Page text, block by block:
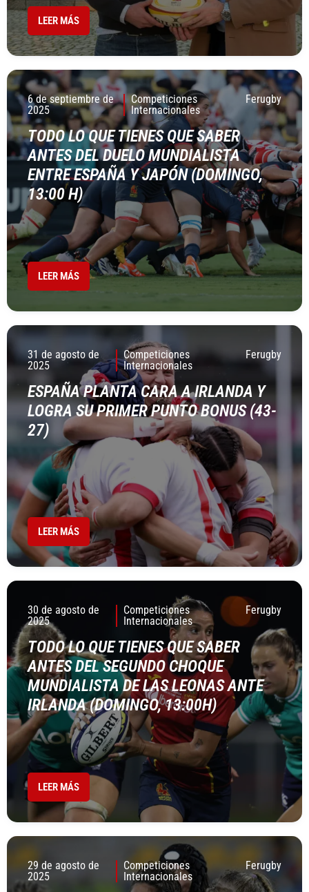
LEER MÁS
6 de septiembre de
2025
Competiciones
Internacionales
Ferugby
TODO LO QUE TIENES QUE SABER
ANTES DEL DUELO MUNDIALISTA
ENTRE ESPAÑA Y JAPÓN (DOMINGO,
13:00 H)
LEER MÁS
31 de agosto de
2025
Competiciones
Internacionales
Ferugby
ESPAÑA PLANTA CARA A IRLANDA Y
LOGRA SU PRIMER PUNTO BONUS (43-
27)
LEER MÁS
30 de agosto de
2025
Competiciones
Internacionales
Ferugby
TODO LO QUE TIENES QUE SABER
ANTES DEL SEGUNDO CHOQUE
MUNDIALISTA DE LAS LEONAS ANTE
IRLANDA (DOMINGO, 13:00H)
LEER MÁS
29 de agosto de
2025
Competiciones
Internacionales
Ferugby